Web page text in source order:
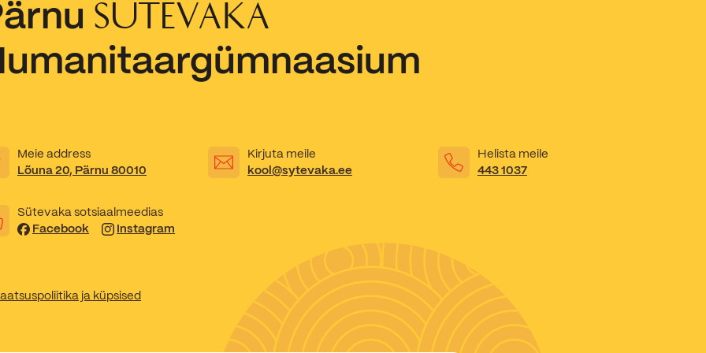
Kooliõde ja koolipsühholoogid
SÜTEVAKA
Meie address
Lõuna 20, Pärnu 80010
Kirjuta meile
kool@sytevaka.ee
Helista meile
443 1037
Sütevaka sotsiaalmeedias
Facebook
Instagram
ja küpsised